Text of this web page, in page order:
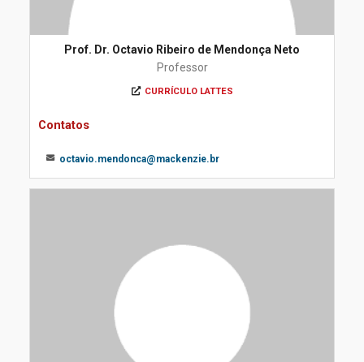
Prof. Dr. Octavio Ribeiro de Mendonça Neto
Professor
CURRÍCULO LATTES
Contatos
octavio.mendonca@mackenzie.br